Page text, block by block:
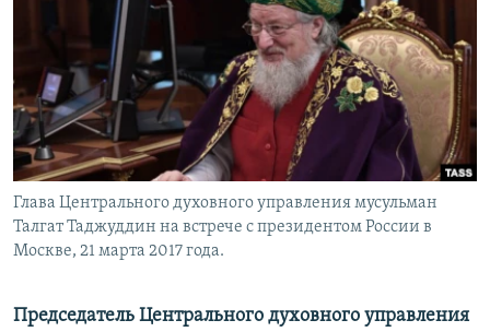
ПОДПИШИТЕСЬ НА РАССЫЛКУ
СОЦИАЛЬНЫЕ СЕТИ
Все сайты РСЕ/РС
Глава Центрального духовного управления мусульман
Талгат Таджуддин на встрече с президентом России в
Москве, 21 марта 2017 года.
Председатель Центрального духовного управления